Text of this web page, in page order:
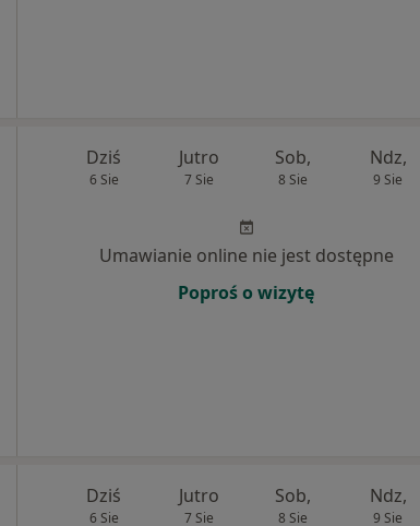
Dziś
6 Sie
Jutro
7 Sie
Sob,
8 Sie
Ndz,
9 Sie
Umawianie online nie jest dostępne
Poproś o wizytę
Dziś
6 Sie
Jutro
7 Sie
Sob,
8 Sie
Ndz,
9 Sie